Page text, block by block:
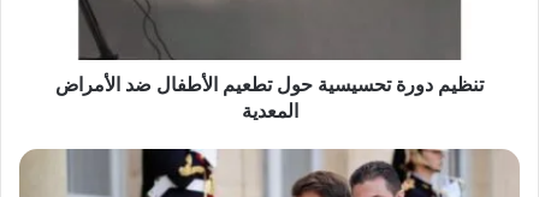
تنظيم دورة تحسيسية حول تطعيم الأطفال ضد الأمراض
المعدية